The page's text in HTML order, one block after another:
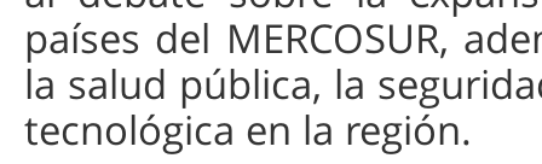
países del MERCOSUR,
la salud pública, la
tecnológica en la región.